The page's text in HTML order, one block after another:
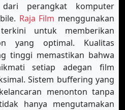
perangkat komputer
Raja Film menggunakan
untuk memberikan
yang optimal. Kualitas
tinggi memastikan bahwa
setiap adegan film
Sistem buffering yang
menonton tanpa
hanya mengutamakan